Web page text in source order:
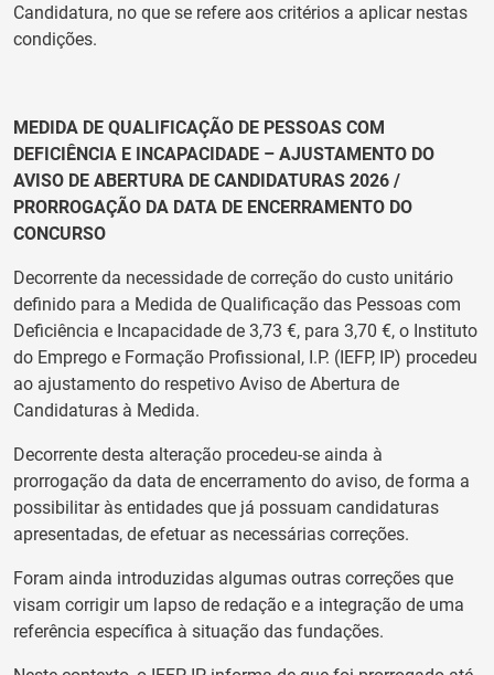
Candidatura, no que se refere aos critérios a aplicar nestas
condições.
MEDIDA DE QUALIFICAÇÃO DE PESSOAS COM
DEFICIÊNCIA E INCAPACIDADE – AJUSTAMENTO DO
AVISO DE ABERTURA DE CANDIDATURAS 2026 /
PRORROGAÇÃO DA DATA DE ENCERRAMENTO DO
CONCURSO
Decorrente da necessidade de correção do custo unitário
definido para a Medida de Qualificação das Pessoas com
Deficiência e Incapacidade de 3,73 €, para 3,70 €, o Instituto
do Emprego e Formação Profissional, I.P. (IEFP, IP) procedeu
ao ajustamento do respetivo Aviso de Abertura de
Candidaturas à Medida.
Decorrente desta alteração procedeu-se ainda à
prorrogação da data de encerramento do aviso, de forma a
possibilitar às entidades que já possuam candidaturas
apresentadas, de efetuar as necessárias correções.
Foram ainda introduzidas algumas outras correções que
visam corrigir um lapso de redação e a integração de uma
referência específica à situação das fundações.